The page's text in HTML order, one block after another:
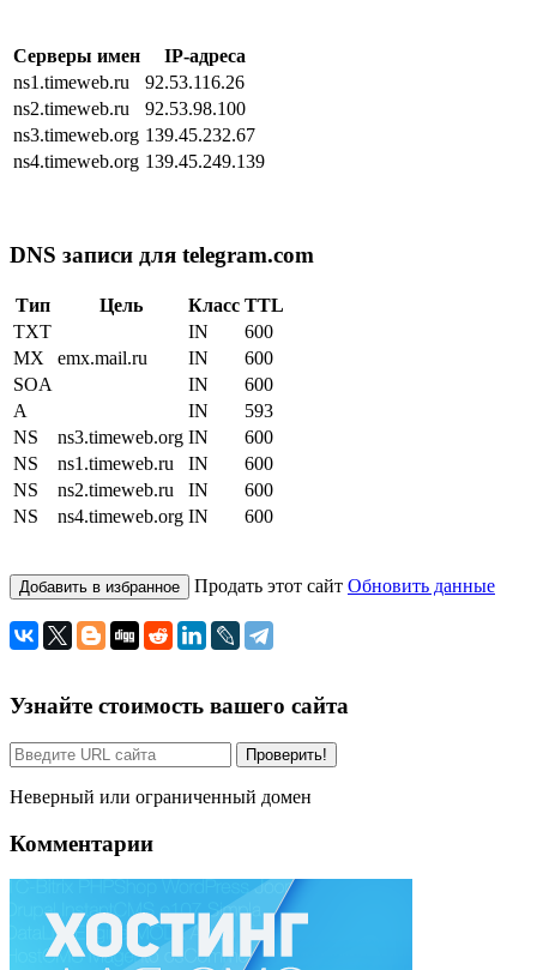
Серверы имен
IP-адреса
ns1.timeweb.ru
92.53.116.26
ns2.timeweb.ru
92.53.98.100
ns3.timeweb.org 139.45.232.67
ns4.timeweb.org 139.45.249.139
DNS записи для telegram.com
Тип Цель Класс TTL
TXT
IN
600
MX
emx.mail.ru IN
600
SOA
IN
600
A
IN
593
NS
ns3.timeweb.org IN
600
NS
ns1.timeweb.ru IN
600
NS
ns2.timeweb.ru IN
600
NS
ns4.timeweb.org IN 600
Добавить в избранное Продать этот сайт Обновить данные
Узнайте стоимость вашего сайта
Проверить!
Неверный или ограниченный домен
Комментарии